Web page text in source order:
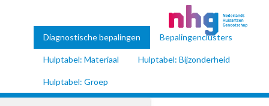
Diagnostische bepalingen Bepalingenclusters
Hulptabel: Materiaal Hulptabel: Bijzonderheid
Hulptabel: Groep